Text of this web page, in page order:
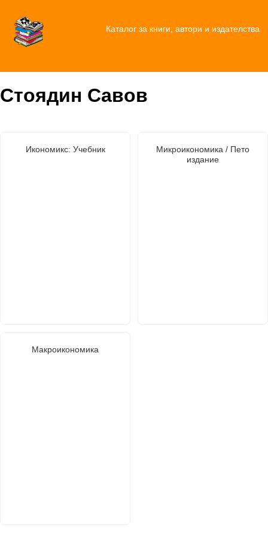
Каталог за книги, автори и издателства
Стоядин Савов
Икономикс: Учебник
Микроикономика / Пето
издание
Макроикономика